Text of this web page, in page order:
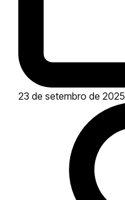
23 de setembro de 2025